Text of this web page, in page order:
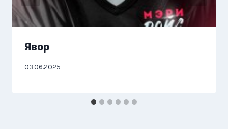
Явор
03.06.2025